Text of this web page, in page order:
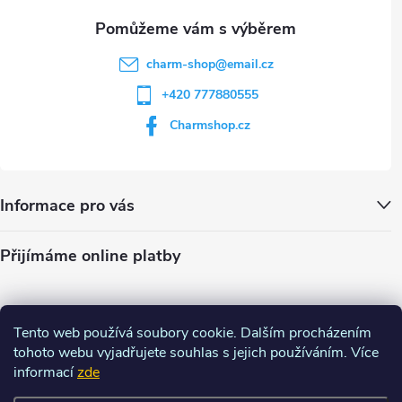
Tento web používá soubory cookie. Dalším procházením
tohoto webu vyjadřujete souhlas s jejich používáním. Více
informacízde
charm-shop@email.cz
+420 777880555
Charmshop.cz
Informace pro vás
Přijímáme online platby